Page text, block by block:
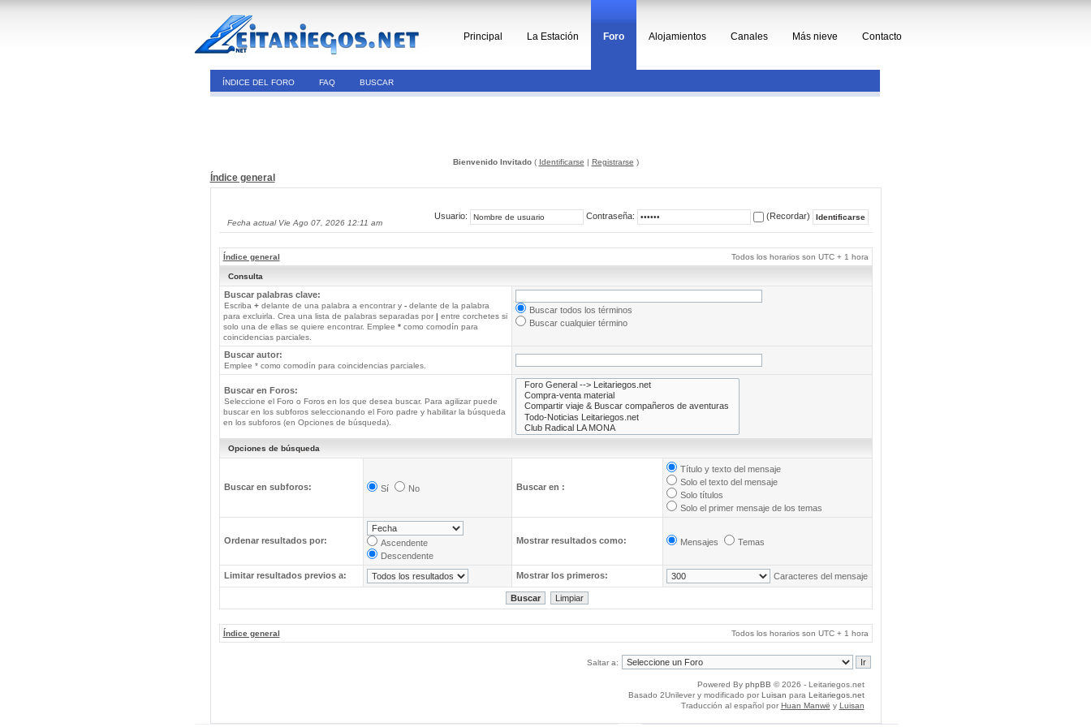
Principal La Estación Foro Alojamientos Canales Más nieve Contacto
ÍNDICE DEL FORO FAQ BUSCAR
Bienvenido Invitado( Identificarse | Registrarse )
Índice general
Fecha actual Vie Ago 07, 2026 12:11 am
Usuario: Contraseña: (Recordar)
Índice general Todos los horarios son UTC + 1 hora
Consulta
Buscar palabras clave:
Escriba +delante de una palabra a encontrar y -delante de la palabra
para excluirla. Crea una lista de palabras separadas por | entre corchetes si
solo una de ellas se quiere encontrar. Emplee *como comodín para
coincidencias parciales.
Buscar todos los términos
Buscar cualquier término
Buscar autor:
Emplee * como comodín para coincidencias parciales.
Buscar en Foros:
Seleccione el Foro o Foros en los que desea buscar. Para agilizar puede
buscar en los subforos seleccionando el Foro padre y habilitar la búsqueda
en los subforos (en Opciones de búsqueda).
Opciones de búsqueda
Buscar en subforos: Sí No Buscar en :
Título y texto del mensaje
Solo el texto del mensaje
Solo títulos
Solo el primer mensaje de los temas
Ordenar resultados por:
Ascendente
Descendente
Mostrar resultados como: Mensajes Temas
Limitar resultados previos a: Mostrar los primeros: Caracteres del mensaje
Índice general Todos los horarios son UTC + 1 hora
Saltar a:
Powered By phpBB © 2026 - Leitariegos.net
Basado 2Unilever y modificado por Luisan para Leitariegos.net
Traducción al español por Huan Manwë y Luisan